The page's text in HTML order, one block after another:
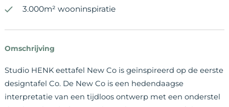
3.000m² wooninspiratie
Omschrijving
Studio HENK eettafel New Co is geïnspireerd op de eerste
designtafel Co. De New Co is een hedendaagse
interpretatie van een tijdloos ontwerp met een onderstel